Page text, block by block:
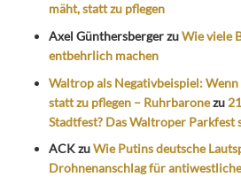
mäht, statt zu pflegen
Axel GünthersbergerzuWie viele
entbehrlich machen
Waltrop als Negativbeispiel:
statt zu pflegen – Ruhrbaronezu
Stadtfest? Das Waltroper Parkfest
ACKzuWie Putins deutsche
Drohnenanschlag für